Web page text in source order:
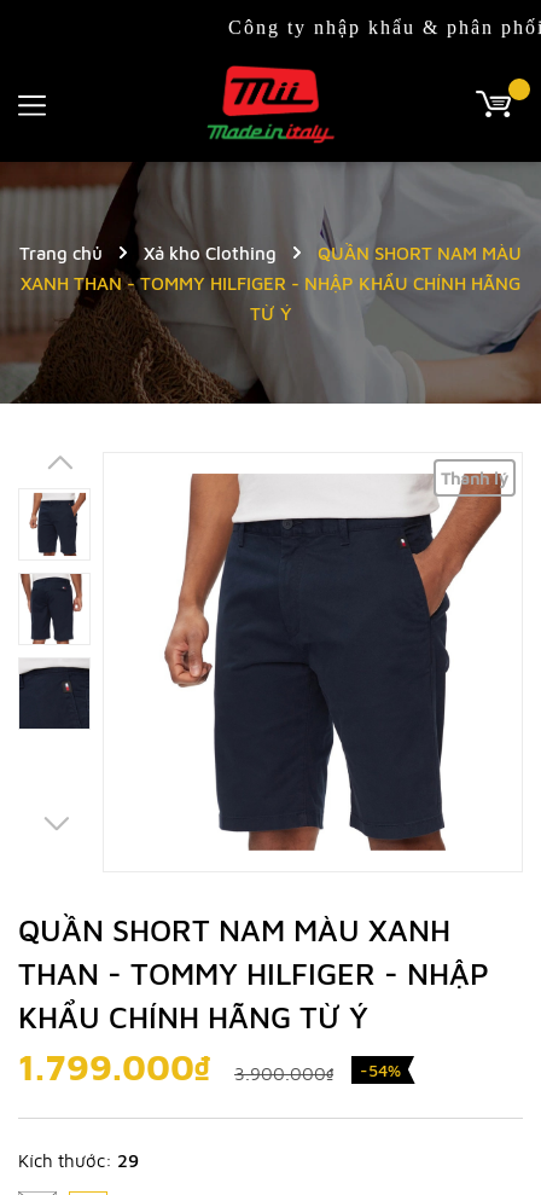
Công ty nhập khẩu & phân phối
Trang chủ Xả kho Clothing
QUẦN SHORT NAM MÀU
XANH THAN - TOMMY HILFIGER - NHẬP KHẨU CHÍNH HÃNG
TỪ Ý
Thanh lý
QUẦN SHORT NAM MÀU XANH
THAN - TOMMY HILFIGER - NHẬP
KHẨU CHÍNH HÃNG TỪ Ý
1.799.000₫ 3.900.000₫ -54%
Kích thước: 29